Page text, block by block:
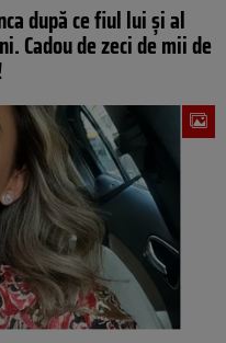
după ce fiul lui și al
Cadou de zeci de mii de